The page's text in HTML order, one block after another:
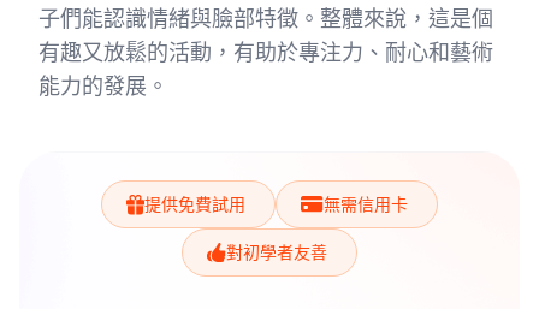
子們能認識情緒與臉部特徵。整體來說，這是個
有趣又放鬆的活動，有助於專注力、耐心和藝術
能力的發展。
提供免費試用 無需信用卡
對初學者友善